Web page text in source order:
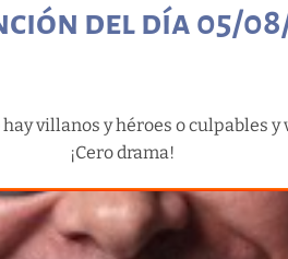
del día 05/
villanos y héroes o culpables
¡Cero drama!